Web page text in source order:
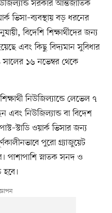
সরকার আন্তর্জাতিক
ভিসা–ব্যবস্থায় বড় ধরনের
বিদেশি শিক্ষার্থীদের জন্য
এবং কিছু বিদ্যমান সুবিধার
১৬ নভেম্বর থেকে
নিউজিল্যান্ডে লেভেল ৭
এবং নিউজিল্যান্ড বা বিদেশ
ওয়ার্ক ভিসার জন্য
পুরো গ্র্যাজুয়েট
পাশাপাশি স্নাতক সনদ ও
হবে।